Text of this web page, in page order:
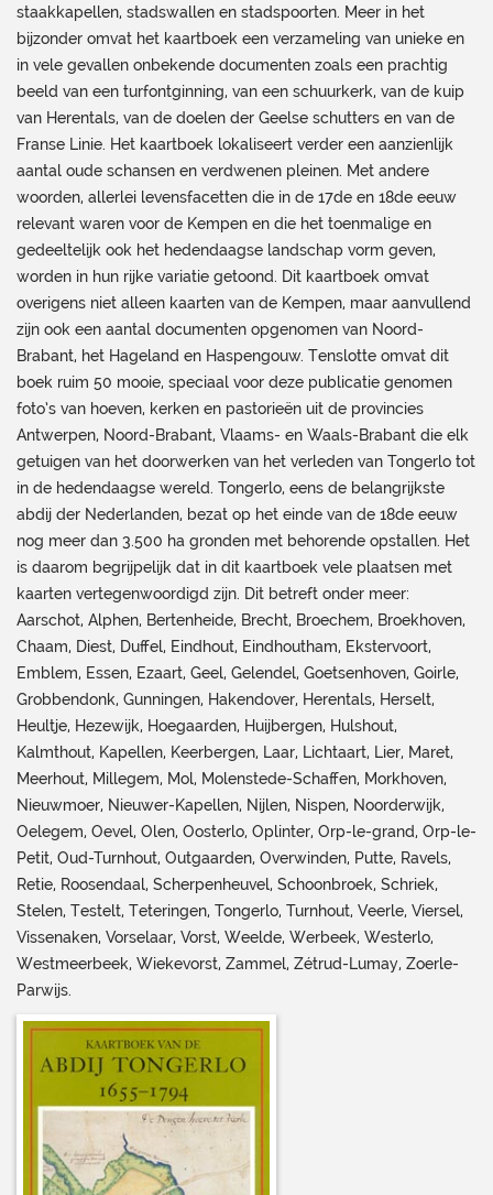
staakkapellen, stadswallen en stadspoorten. Meer in het
bijzonder omvat het kaartboek een verzameling van unieke en
in vele gevallen onbekende documenten zoals een prachtig
beeld van een turfontginning, van een schuurkerk, van de kuip
van Herentals, van de doelen der Geelse schutters en van de
Franse Linie. Het kaartboek lokaliseert verder een aanzienlijk
aantal oude schansen en verdwenen pleinen. Met andere
woorden, allerlei levensfacetten die in de 17de en 18de eeuw
relevant waren voor de Kempen en die het toenmalige en
gedeeltelijk ook het hedendaagse landschap vorm geven,
worden in hun rijke variatie getoond. Dit kaartboek omvat
overigens niet alleen kaarten van de Kempen, maar aanvullend
zijn ook een aantal documenten opgenomen van Noord-
Brabant, het Hageland en Haspengouw. Tenslotte omvat dit
boek ruim 50 mooie, speciaal voor deze publicatie genomen
foto’s van hoeven, kerken en pastorieën uit de provincies
Antwerpen, Noord-Brabant, Vlaams- en Waals-Brabant die elk
getuigen van het doorwerken van het verleden van Tongerlo tot
in de hedendaagse wereld. Tongerlo, eens de belangrijkste
abdij der Nederlanden, bezat op het einde van de 18de eeuw
nog meer dan 3.500 ha gronden met behorende opstallen. Het
is daarom begrijpelijk dat in dit kaartboek vele plaatsen met
kaarten vertegenwoordigd zijn. Dit betreft onder meer:
Aarschot, Alphen, Bertenheide, Brecht, Broechem, Broekhoven,
Chaam, Diest, Duffel, Eindhout, Eindhoutham, Ekstervoort,
Emblem, Essen, Ezaart, Geel, Gelendel, Goetsenhoven, Goirle,
Grobbendonk, Gunningen, Hakendover, Herentals, Herselt,
Heultje, Hezewijk, Hoegaarden, Huijbergen, Hulshout,
Kalmthout, Kapellen, Keerbergen, Laar, Lichtaart, Lier, Maret,
Meerhout, Millegem, Mol, Molenstede-Schaffen, Morkhoven,
Nieuwmoer, Nieuwer-Kapellen, Nijlen, Nispen, Noorderwijk,
Oelegem, Oevel, Olen, Oosterlo, Oplinter, Orp-le-grand, Orp-le-
Petit, Oud-Turnhout, Outgaarden, Overwinden, Putte, Ravels,
Retie, Roosendaal, Scherpenheuvel, Schoonbroek, Schriek,
Stelen, Testelt, Teteringen, Tongerlo, Turnhout, Veerle, Viersel,
Vissenaken, Vorselaar, Vorst, Weelde, Werbeek, Westerlo,
Westmeerbeek, Wiekevorst, Zammel, Zétrud-Lumay, Zoerle-
Parwijs.